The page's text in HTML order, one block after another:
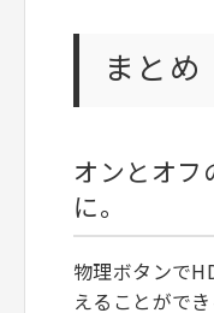
まとめ
オンとオフ
に。
物理ボタンで
えることがで